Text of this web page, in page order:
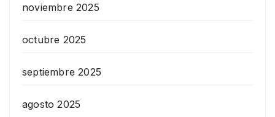
noviembre 2025
octubre 2025
septiembre 2025
agosto 2025